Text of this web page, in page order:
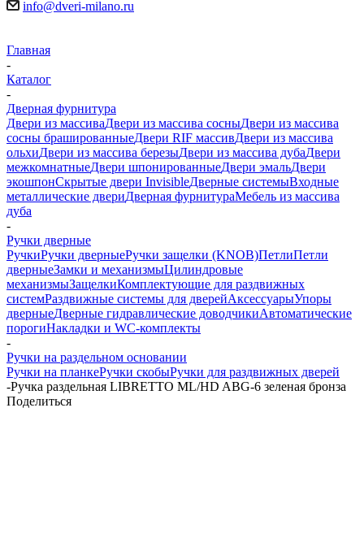
info@dveri-milano.ru
Главная
-
Каталог
-
Дверная фурнитура
Двери из массиваДвери из массива сосныДвери из массива
сосны брашированныеДвери RIF массивДвери из массива
ольхиДвери из массива березыДвери из массива дубаДвери
межкомнатныеДвери шпонированныеДвери эмальДвери
экошпонСкрытые двери InvisibleДверные системыВходные
металлические двериДверная фурнитураМебель из массива
дуба
-
Ручки дверные
РучкиРучки дверныеРучки защелки (KNOB)ПетлиПетли
дверныеЗамки и механизмыЦилиндровые
механизмыЗащелкиКомплектующие для раздвижных
системРаздвижные системы для дверейАксессуарыУпоры
дверныеДверные гидравлические доводчикиАвтоматические
порогиНакладки и WC-комплекты
-
Ручки на раздельном основании
Ручки на планкеРучки скобыРучки для раздвижных дверей
-Ручка раздельная LIBRETTO ML/HD ABG-6 зеленая бронза
Поделиться